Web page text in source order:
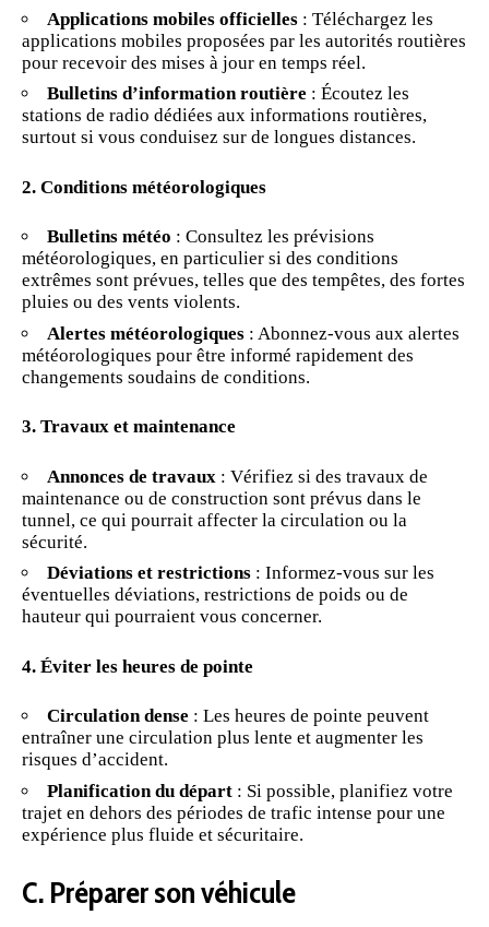
Applications mobiles officielles : Téléchargez les
applications mobiles proposées par les autorités routières
pour recevoir des mises à jour en temps réel.
Bulletins d’information routière : Écoutez les
stations de radio dédiées aux informations routières,
surtout si vous conduisez sur de longues distances.
2. Conditions météorologiques
Bulletins météo : Consultez les prévisions
météorologiques, en particulier si des conditions
extrêmes sont prévues, telles que des tempêtes, des fortes
pluies ou des vents violents.
Alertes météorologiques : Abonnez-vous aux alertes
météorologiques pour être informé rapidement des
changements soudains de conditions.
3. Travaux et maintenance
Annonces de travaux : Vérifiez si des travaux de
maintenance ou de construction sont prévus dans le
tunnel, ce qui pourrait affecter la circulation ou la
sécurité.
Déviations et restrictions : Informez-vous sur les
éventuelles déviations, restrictions de poids ou de
hauteur qui pourraient vous concerner.
4. Éviter les heures de pointe
Circulation dense : Les heures de pointe peuvent
entraîner une circulation plus lente et augmenter les
risques d’accident.
Planification du départ : Si possible, planifiez votre
trajet en dehors des périodes de trafic intense pour une
expérience plus fluide et sécuritaire.
C. Préparer son véhicule